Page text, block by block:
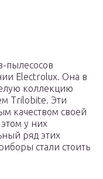
пылесосов
Electrolux. Она в
коллекцию
Trilobite. Эти
качеством своей
у них
ряд этих
стали стоить